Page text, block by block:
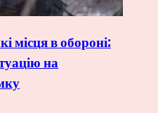
місця в обороні:
на